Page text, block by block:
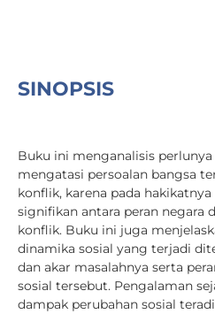
SINOPSIS
Buku ini menganalisis
mengatasi persoalan bangsa
konflik, karena pada
signifikan antara peran negara
konflik. Buku ini juga
dinamika sosial yang terjadi
dan akar masalahnya serta
sosial tersebut. Pengalaman
dampak perubahan sosial